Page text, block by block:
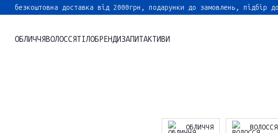
Перейти до основного контенту
безкоштовна доставка від 2000грн, подарунки до замовлень, підбір
ОБЛИЧЧЯВОЛОССЯТІЛОБРЕНДИЗАПИТАКТИВИ
ОБЛИЧЧЯ ВОЛОССЯ